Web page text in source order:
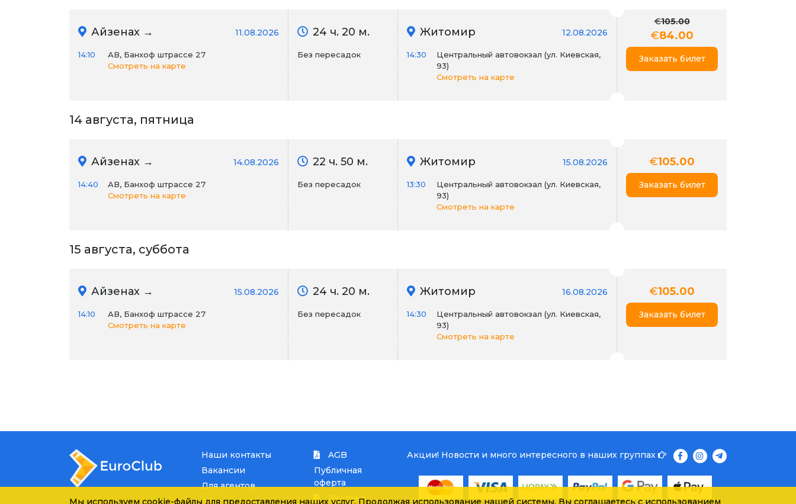
Айзенах → 11.08.2026
14:10
АВ, Банхоф штрассе 27
Смотреть на карте
24 ч. 20 м.
Без пересадок
Житомир 12.08.2026
14:30
Центральный автовокзал (ул. Киевская,
93)
Смотреть на карте
€105.00
€84.00
Заказать билет
14 августа, пятница
Айзенах → 14.08.2026
14:40
АВ, Банхоф штрассе 27
Смотреть на карте
22 ч. 50 м.
Без пересадок
Житомир 15.08.2026
13:30
Центральный автовокзал (ул. Киевская,
93)
Смотреть на карте
€105.00
Заказать билет
15 августа, суббота
Айзенах → 15.08.2026
14:10
АВ, Банхоф штрассе 27
Смотреть на карте
24 ч. 20 м.
Без пересадок
Житомир 16.08.2026
14:30
Центральный автовокзал (ул. Киевская,
93)
Смотреть на карте
€105.00
Заказать билет
Наши контакты
Вакансии
Для агентов
API
AGB
Публичная
оферта
Реклама
Акции! Новости и много интересного в наших группах
Мы используем cookie-файлы для предоставления наших услуг. Продолжая использование нашей системы, Вы соглашаетесь с использованием